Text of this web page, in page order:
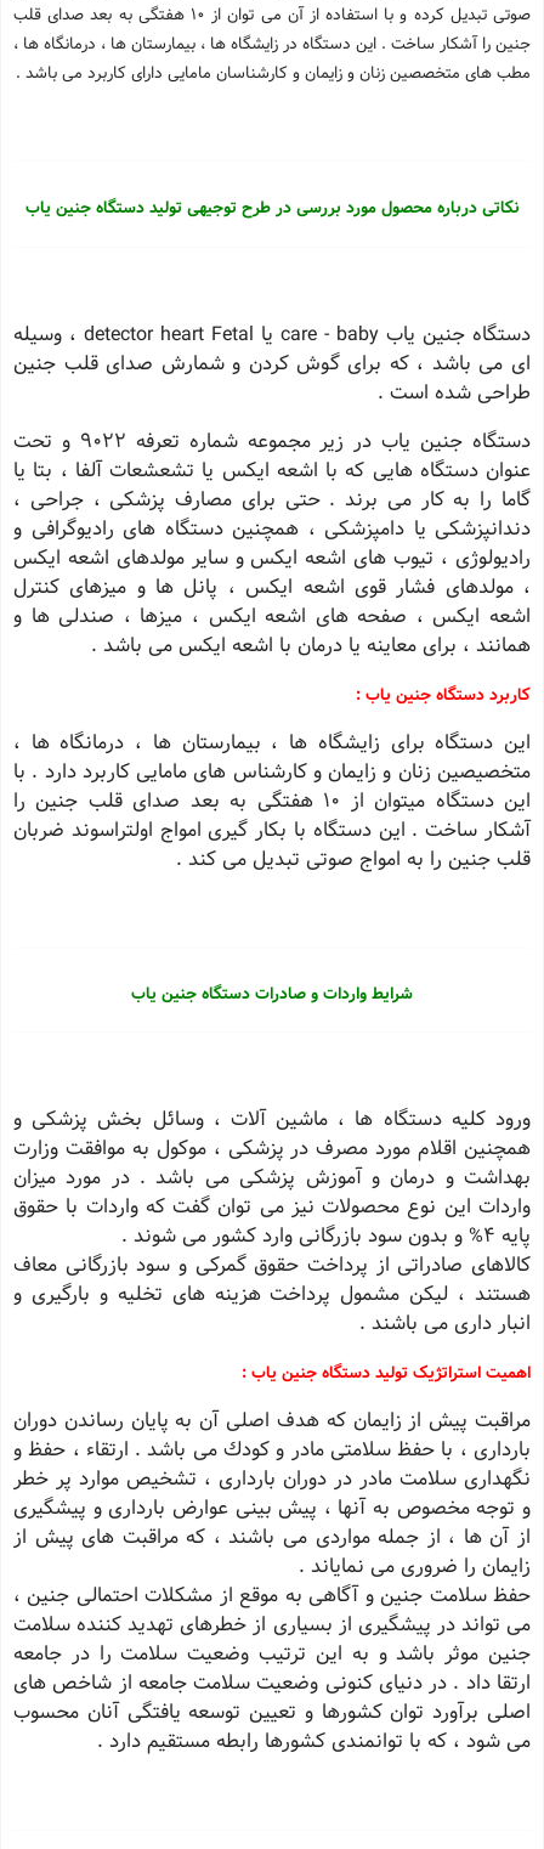
صوتی تبدیل کرده و با استفاده از آن می توان از 10 هفتگی به بعد صدای قلب
جنین را آشكار ساخت . این دستگاه در زایشگاه ها ، بیمارستان ها ، درمانگاه ها ،
مطب های متخصصین زنان و زایمان و كارشناسان مامایی دارای کاربرد می باشد .
نکاتی درباره محصول مورد بررسی در طرح توجیهی تولید دستگاه جنین یاب
دستگاه جنین یاب care - baby یا detector heart Fetal ، وسیله
ای می باشد ، که برای گوش كردن و شمارش صدای قلب جنین
طراحی شده است .
دستگاه جنین یاب در زیر مجموعه شماره تعرفه 9022 و تحت
عنوان دستگاه هایی كه با اشعه ایكس یا تشعشعات آلفا ، بتا یا
گاما را به كار می برند . حتی برای مصارف پزشكی ، جراحی ،
دندانپزشكی یا دامپزشكی ، همچنین دستگاه های رادیوگرافی و
رادیولوژی ، تیوب های اشعه ایكس و سایر مولدهای اشعه ایكس
، مولدهای فشار قوی اشعه ایكس ، پانل ها و میزهای كنترل
اشعه ایكس ، صفحه های اشعه ایكس ، میزها ، صندلی ها و
همانند ، برای معاینه یا درمان با اشعه ایكس می باشد .
کاربرد دستگاه جنین یاب :
این دستگاه برای زایشگاه ها ، بیمارستان ها ، درمانگاه ها ،
متخصیصین زنان و زایمان و كارشناس های مامایی كاربرد دارد . با
این دستگاه میتوان از 10 هفتگی به بعد صدای قلب جنین را
آشكار ساخت . این دستگاه با بكار گیری امواج اولتراسوند ضربان
قلب جنین را به امواج صوتی تبدیل می كند .
شرایط واردات و صادرات دستگاه جنین یاب
ورود كلیه دستگاه ها ، ماشین آلات ، وسائل بخش پزشكی و
همچنین اقلام مورد مصرف در پزشكی ، موكول به موافقت وزارت
بهداشت و درمان و آموزش پزشكی می باشد . در مورد میزان
واردات این نوع محصولات نیز می توان گفت كه واردات با حقوق
پایه 4% و بدون سود بازرگانی وارد كشور می شوند .
كالاهای صادراتی از پرداخت حقوق گمركی و سود بازرگانی معاف
هستند ، لیكن مشمول پرداخت هزینه های تخلیه و بارگیری و
انبار داری می باشند .
اهمیت استراتژیک تولید دستگاه جنین یاب :
مراقبت پیش از زایمان كه هدف اصلی آن به پایان رساندن دوران
بارداری ، با حفظ سلامتی مادر و كودك می باشد . ارتقاء ، حفظ و
نگهداری سلامت مادر در دوران بارداری ، تشخیص موارد پر خطر
و توجه مخصوص به آنها ، پیش بینی عوارض بارداری و پیشگیری
از آن ها ، از جمله مواردی می باشند ، كه مراقبت های پیش از
زایمان را ضروری می نمایاند .
حفظ سلامت جنین و آگاهی به موقع از مشكلات احتمالی جنین ،
می تواند در پیشگیری از بسیاری از خطرهای تهدید كننده سلامت
جنین موثر باشد و به این ترتیب وضعیت سلامت را در جامعه
ارتقا داد . در دنیای كنونی وضعیت سلامت جامعه از شاخص های
اصلی برآورد توان كشورها و تعیین توسعه یافتگی آنان محسوب
می شود ، كه با توانمندی كشورها رابطه مستقیم دارد .